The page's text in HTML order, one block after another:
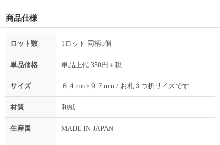
商品仕様
ロット数 1ロット 同柄5個
単品価格 単品上代 350円＋税
サイズ ６４mm×９７mm / お札３つ折サイズです
材質 和紙
生産国 MADE IN JAPAN